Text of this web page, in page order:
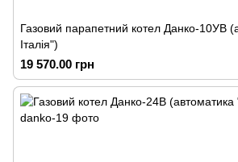
Газовий парапетний котел Данко-10УВ
Італія")
19 570.00 грн